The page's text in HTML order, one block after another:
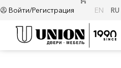
Войти/Регистрация EN RU